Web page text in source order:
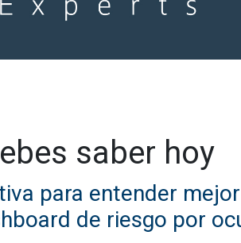
saber hoy
para entender
de riesgo por